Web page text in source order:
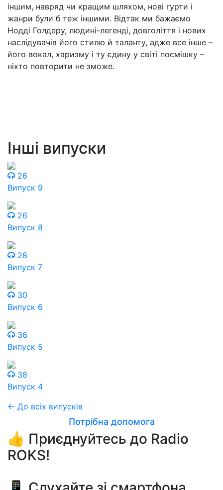
іншим, навряд чи кращим шляхом, нові гурти і
жанри були б теж іншими. Відтак ми бажаємо
Нодді Голдеру, людині-легенді, довголіття і нових
наслідувачів його стилю й таланту, адже все інше –
його вокал, харизму і ту єдину у світі посмішку –
ніхто повторити не зможе.
Інші випуски
26
Випуск 9
26
Випуск 8
28
Випуск 7
30
Випуск 6
36
Випуск 5
38
Випуск 4
← До всіх випусків
Потрібна допомога
👍 Приєднуйтесь до Radio
ROKS!